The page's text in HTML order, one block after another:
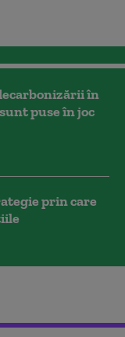
în
puse în joc
prin care